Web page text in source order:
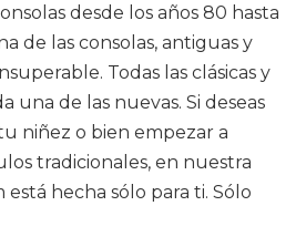
desde los años 80 hasta
de las consolas, antiguas y
Todas las clásicas y
una de las nuevas. Si deseas
niñez o bien empezar a
tradicionales, en nuestra
hecha sólo para ti. Sólo